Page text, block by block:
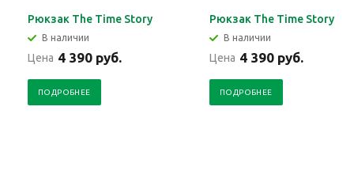
Рюкзак The Time Story
В наличии
Цена 4 390 руб.
ПОДРОБНЕЕ
Рюкзак The Time Story
В наличии
Цена 4 390 руб.
ПОДРОБНЕЕ